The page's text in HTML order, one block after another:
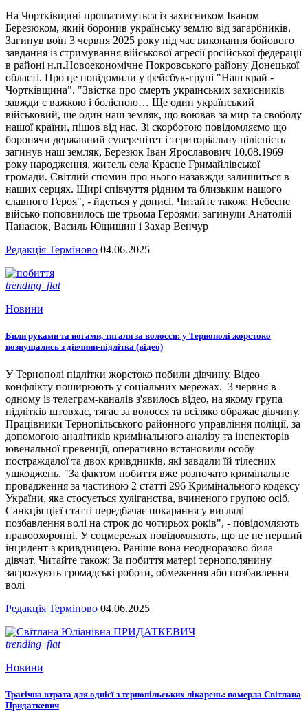
На Чортківщині прощатимуться із захисником Іваном
Березюком, який боронив українську землю від загарбників.
Загинув воїн 3 червня 2025 року під час виконання бойового
завдання із стримування військової агресії російської федерації
в районі н.п.Новоекономічне Покровського району Донецької
області. Про це повідомили у фейсбук-групі "Наш край -
Чортківщина". "Звістка про смерть українських захисників
завжди є важкою і болісною… Ще один український
військовий, ще один наш земляк, що воював за мир та свободу
нашої країни, пішов від нас. Зі скорботою повідомляємо що
боронячи державний суверенітет і територіальну цілісність
загинув наш земляк, Березюк Іван Ярославович 10.08.1969
року народження, житель села Красне Гримайлівської
громади. Світлий спомин про нього назавжди залишиться в
наших серцях. Щирі співчуття рідним та близьким нашого
славного Героя", - йдеться у дописі. Читайте також: Небесне
військо поповнилось ще трьома Героями: загинули Анатолій
Панасюк, Василь Ющишин і Захар Венчур
Редакція Терміново 04.06.2025
trending_flat
Новини
Били руками та ногами, тягали за волосся: у Тернополі жорстоко
познущались з дівчини-підлітка (відео)
У Тернополі підлітки жорстоко побили дівчину. Відео
конфлікту поширюють у соціальних мережах. 3 червня в
одному із телеграм-каналів з'явилось відео, на якому група
підлітків штовхає, тягає за волосся та всіляко ображає дівчину.
Працівники Тернопільського районного управління поліції, за
допомогою аналітиків кримінального аналізу та інспекторів
ювенальної превенції, оперативно встановили особу
постраждалої та двох кривдників, які завдали їй тілесних
ушкоджень. "За фактом побиття вже розпочато кримінальне
провадження за частиною 2 статті 296 Кримінального кодексу
України, яка стосується хуліганства, вчиненого групою осіб.
Санкція цієї статті передбачає покарання у вигляді
позбавлення волі на строк до чотирьох років", - повідомляють
правоохоронці. У соцмережах повідомляють, що це не перший
інцидент з кривдницею. Раніше вона неодноразово била
дівчат. Читайте також: За побиття матері тернополянину
загрожують громадські роботи, обмеження або позбавлення
волі
Редакція Терміново 04.06.2025
trending_flat
Новини
Трагічна втрата для однієї з тернопільських лікарень: померла Світлана
Придаткевич